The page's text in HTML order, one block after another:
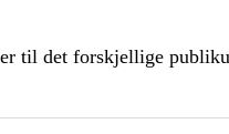
til det forskjellige